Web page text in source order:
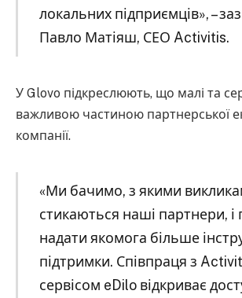
локальних підприємців», –
Павло Матіяш, СЕО Activitis.
У Glovo підкреслюють, що малі та
важливою частиною партнерської
компанії.
«Ми бачимо, з якими
стикаються наші партнери, і
надати якомога більше
підтримки. Співпраця з
сервісом eDilo відкриває